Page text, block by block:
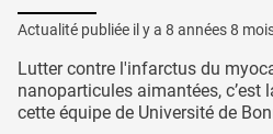
Actualité publiée il y a 8 années 8
Lutter contre l'infarctus du
nanoparticules aimantées, c’est
cette équipe de Université de